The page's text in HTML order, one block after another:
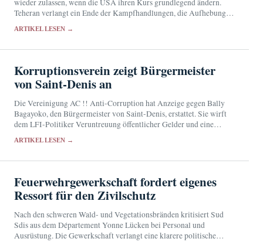
wieder zulassen, wenn die USA ihren Kurs grundlegend ändern.
Teheran verlangt ein Ende der Kampfhandlungen, die Aufhebung
ARTIKEL LESEN →
Korruptionsverein zeigt Bürgermeister
von Saint-Denis an
Die Vereinigung AC !! Anti-Corruption hat Anzeige gegen Bally
Bagayoko, den Bürgermeister von Saint-Denis, erstattet. Sie wirft
dem LFI-Politiker Veruntreuung öffentlicher Gelder und eine
Anschuldigungen.
ARTIKEL LESEN →
Feuerwehrgewerkschaft fordert eigenes
Ressort für den Zivilschutz
Nach den schweren Wald- und Vegetationsbränden kritisiert Sud
Sdis aus dem Département Yonne Lücken bei Personal und
Ausrüstung. Die Gewerkschaft verlangt eine klarere politische